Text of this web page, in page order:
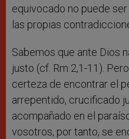
equivocado no puede
las propias
Sabemos que ante Dios
justo (cf. Rm 2,1-11).
certeza de encontrar el
arrepentido, crucificado
acompañado en el
vosotros, por tanto, se